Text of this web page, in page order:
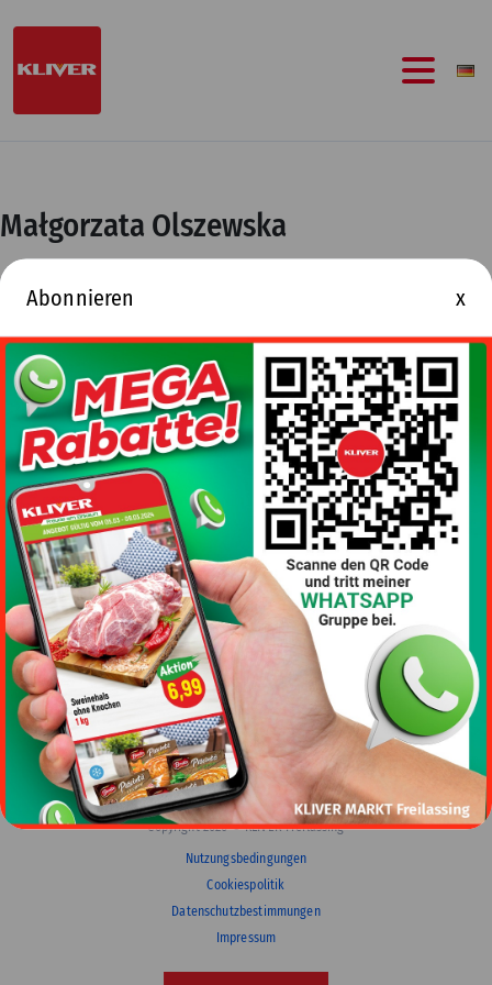
springen
Małgorzata Olszewska
Znakomity sklep! Miło zrobić zakupy. Przyjaźni pracownicy. Niezły
wybór towarów.
I to nie jest zbyt drogie!
Copyright 2026 © KLIVER Freilassing
Nutzungsbedingungen
Cookiespolitik
Datenschutzbestimmungen
Impressum
Abonnieren x